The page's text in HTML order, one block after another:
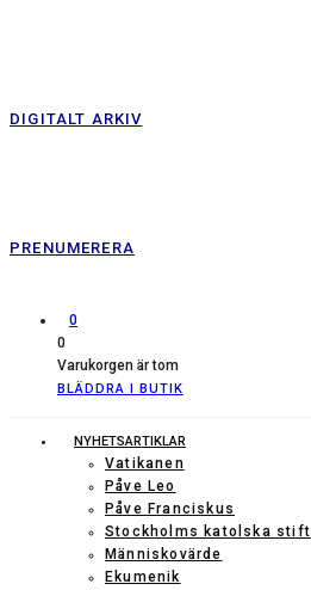
DIGITALT ARKIV
PRENUMERERA
0
0
Varukorgen är tom
BLÄDDRA I BUTIK
NYHETSARTIKLAR
Vatikanen
Påve Leo
Påve Franciskus
Stockholms katolska stift
Människovärde
Ekumenik